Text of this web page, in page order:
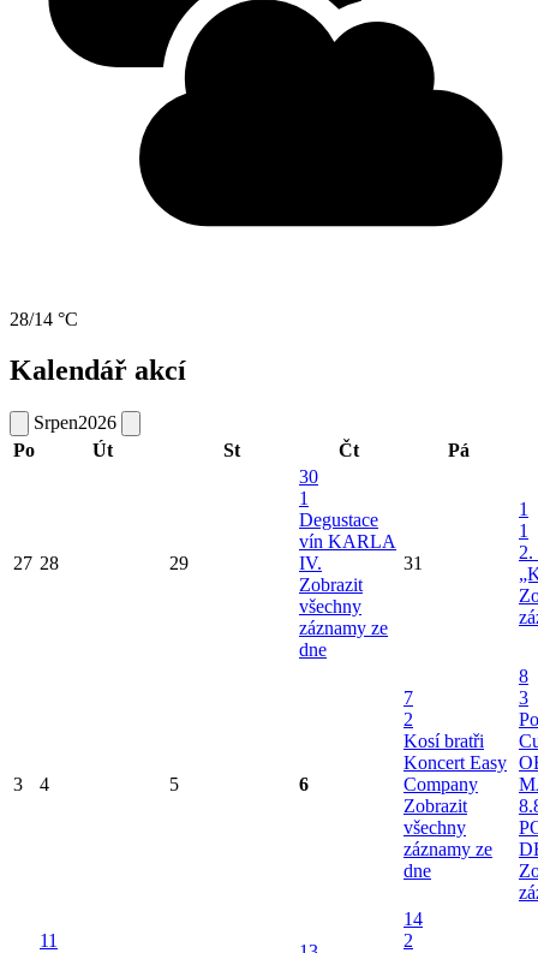
28/14 °C
Kalendář akcí
Srpen2026
Po
Út St Čt Pá
27 28 29
30
1
Degustace
vín KARLA
IV.
Zobrazit
všechny
záznamy ze
dne
31
1
1
2.
3 4 5 6
7
2
Kosí bratři
Koncert Easy
Company
Zobrazit
všechny
záznamy ze
dne
8
3
11
14
2